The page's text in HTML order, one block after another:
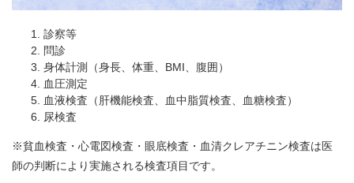
診察等
問診
身体計測（身長、体重、BMI、腹囲）
血圧測定
血液検査（肝機能検査、血中脂質検査、血糖検査）
尿検査
※貧血検査・心電図検査・眼底検査・血清クレアチニン検査は医
師の判断により実施される検査項目です。